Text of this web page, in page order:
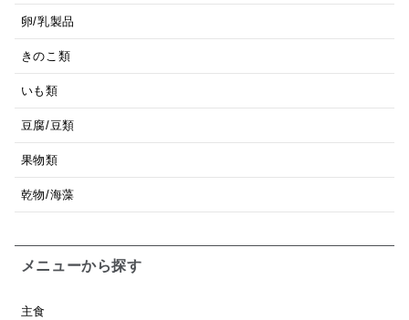
卵/乳製品
きのこ類
いも類
豆腐/豆類
果物類
乾物/海藻
メニューから探す
主食